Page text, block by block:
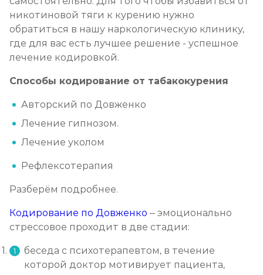
никотиновой тяги к курению нужно
обратиться в нашу наркологическую клинику,
где для вас есть лучшее решение - успешное
лечение кодировкой.
Способы кодирование от табакокурения
Авторский по Довженко
Лечение гипнозом.
Лечение уколом
Рефлексотерапия
Разберём подробнее.
Кодирование по Довженко – эмоционально
стрессовое проходит в две стадии:
беседа с психотерапевтом, в течение
которой доктор мотивирует пациента,